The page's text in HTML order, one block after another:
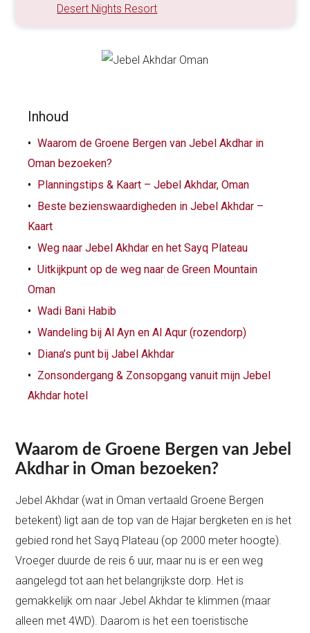
Desert Nights Resort
Inhoud
Waarom de Groene Bergen van Jebel Akdhar in
Oman bezoeken?
Planningstips & Kaart – Jebel Akhdar, Oman
Beste bezienswaardigheden in Jebel Akhdar –
Kaart
Weg naar Jebel Akhdar en het Sayq Plateau
Uitkijkpunt op de weg naar de Green Mountain
Oman
Wadi Bani Habib
Wandeling bij Al Ayn en Al Aqur (rozendorp)
Diana’s punt bij Jabel Akhdar
Zonsondergang & Zonsopgang vanuit mijn Jebel
Akhdar hotel
Waarom de Groene Bergen van Jebel
Akdhar in Oman bezoeken?
Jebel Akhdar (wat in Oman vertaald Groene Bergen
betekent) ligt aan de top van de Hajar bergketen en is het
gebied rond het Sayq Plateau (op 2000 meter hoogte).
Vroeger duurde de reis 6 uur, maar nu is er een weg
aangelegd tot aan het belangrijkste dorp. Het is
gemakkelijk om naar Jebel Akhdar te klimmen (maar
alleen met 4WD). Daarom is het een toeristische